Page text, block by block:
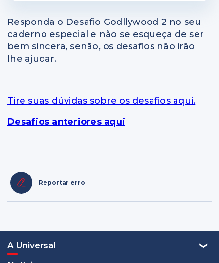
Responda o Desafio Godllywood 2 no seu
caderno especial e não se esqueça de ser
bem sincera, senão, os desafios não irão
lhe ajudar.
Tire suas dúvidas sobre os desafios aqui.
Desafios anteriores aqui
Reportar erro
A Universal